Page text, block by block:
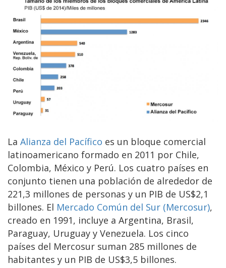
​La Alianza del Pacífico es un bloque comercial
latinoamericano formado en 2011 por Chile,
Colombia, México y Perú. Los cuatro países en
conjunto tienen una población de alrededor de
221,3 millones de personas y un PIB de US$2,1
billones. El Mercado Común del Sur (Mercosur),
creado en 1991, incluye a Argentina, Brasil,
Paraguay, Uruguay y Venezuela. Los cinco
países del Mercosur suman 285 millones de
habitantes y un PIB de US$3,5 billones.